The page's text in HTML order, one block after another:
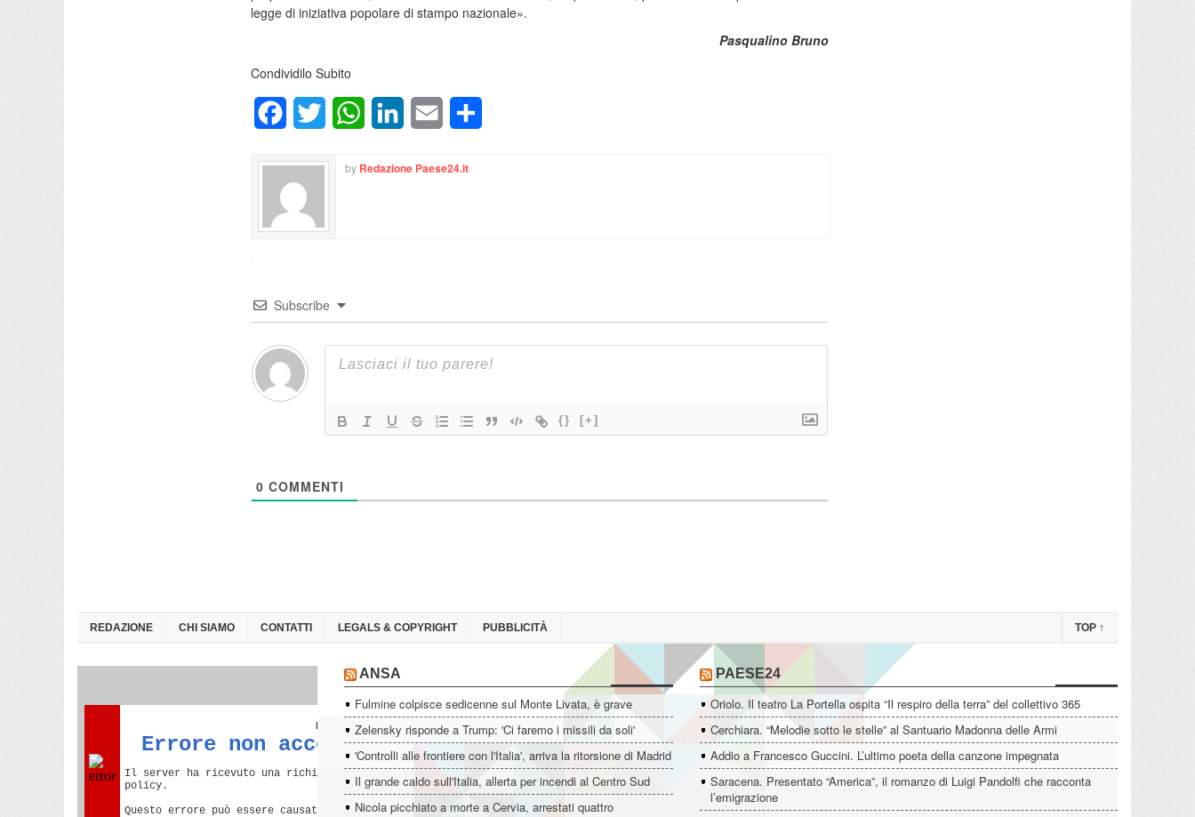
legge di iniziativa popolare di stampo nazionale».
Pasqualino Bruno
Condividilo Subito
FacebookTwitter WhatsAppLinkedInEmail
by Redazione Paese24.it
Subscribe
{} [+]
0 COMMENTI
REDAZIONE CHI SIAMO CONTATTI LEGALS & COPYRIGHT PUBBLICITÀ TOP ↑
ANSA
Fulmine colpisce sedicenne sul Monte Livata, è grave
Zelensky risponde a Trump: 'Ci faremo i missili da soli'
'Controlli alle frontiere con l'Italia', arriva la ritorsione di Madrid
Il grande caldo sull'Italia, allerta per incendi al Centro Sud
Nicola picchiato a morte a Cervia, arrestati quattro
PAESE24
Oriolo. Il teatro La Portella ospita “Il respiro della terra” del collettivo 365
Cerchiara. “Melodie sotto le stelle” al Santuario Madonna delle Armi
Addio a Francesco Guccini. L’ultimo poeta della canzone impegnata
Saracena. Presentato “America”, il romanzo di Luigi Pandolfi che racconta
l’emigrazione